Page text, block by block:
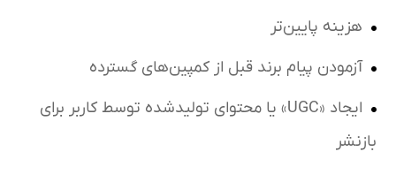
هزینه پایین‌تر
آزمودن پیام برند قبل از کمپین‌های گسترده
ایجاد «UGC» یا محتوای تولیدشده توسط کاربر برای
بازنشر